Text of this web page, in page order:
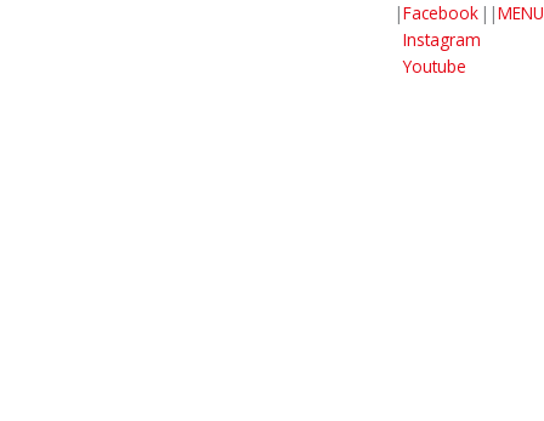
|Facebook
Instagram
Youtube
| |MENU